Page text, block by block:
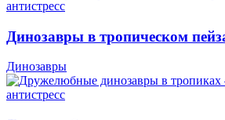
Динозавры в тропическом
Динозавры